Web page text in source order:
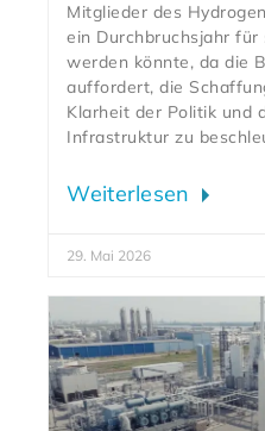
Mitglieder des
ein Durchbruchsjahr
werden könnte, da die
auffordert, die
Klarheit der Politik und
Infrastruktur zu
Weiterlesen
29. Mai 2026